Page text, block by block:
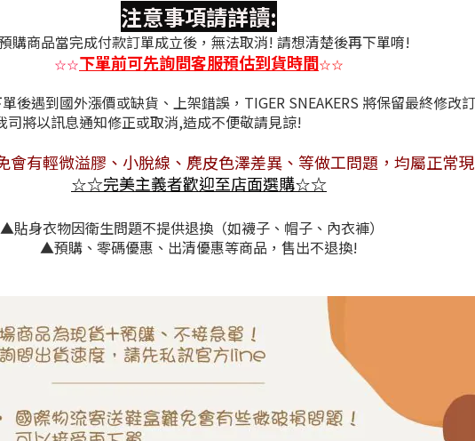
注意事項請詳讀:
購商品當完成付款訂單成立後，無法取消! 請想清楚後再下單唷!
☆☆下單前可先詢問客服預估到貨時間☆☆
後遇到國外漲價或缺貨、上架錯誤，TIGER SNEAKERS 將保留最終修改
，我司將以訊息通知修正或取消,造成不便敬請
會有輕微溢膠、小脫線、麂皮色澤差異 、等做工問題，均屬正常
☆☆完美主義者歡迎至店面選購☆☆
▲貼身衣物因衛生問題不提供退換（如襪子、帽子、內衣褲）
▲預購、零碼優惠、出清優惠等商品，售出不退換!